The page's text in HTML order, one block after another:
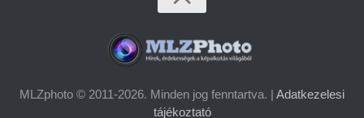
MLZphoto © 2011-2026. Minden jog fenntartva. | Adatkezelesi
tájékoztató